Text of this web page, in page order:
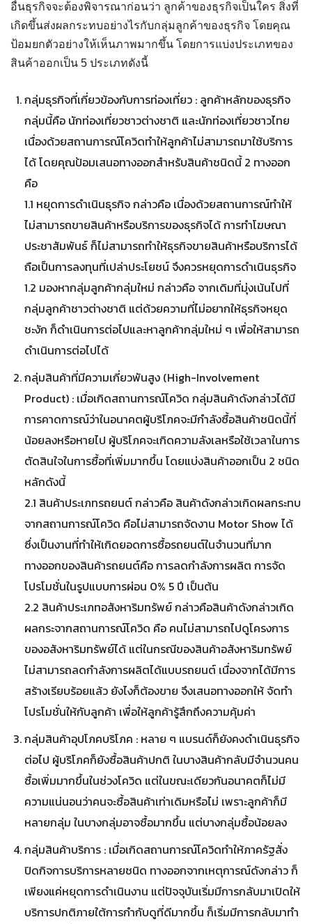
อื่นธุรกิจจะต้องพิจารณาก่อนว่า ลูกค้าของธุรกิจเป็นใคร สิ่งที่
เกิดขึ้นส่งผลกระทบอย่างไรกับกลุ่มลูกค้าของธุรกิจ โดยคุณ
ป้อมยกตัวอย่างให้เห็นภาพมากขึ้น โดยการแบ่งประเภทของ
สินค้าออกเป็น 5 ประเภทดังนี้
กลุ่มธุรกิจที่เกี่ยวข้องกับการท่องเที่ยว : ลูกค้าหลักของธุรกิจ
กลุ่มนี้คือ นักท่องเที่ยวชาวต่างชาติ และนักท่องเที่ยวชาวไทย
เนื่องด้วยสถานการณ์โควิดทำให้ลูกค้าไม่สามารถมาใช้บริการ
ได้ โดยคุณป้อมเสนอทางออกสำหรับสินค้าชนิดนี้ 2 ทางออก
คือ
1.1 หยุดการดำเนินธุรกิจ กล่าวคือ เนื่องด้วยสถานการณ์ทำให้
ไม่สามารถขายสินค้าหรือบริการของธุรกิจได้ การทำโฆษณา
ประชาสัมพันธ์ ก็ไม่สามารถทำให้ธุรกิจขายสินค้าหรือบริการได้
ถือเป็นการลงทุนที่เปล่าประโยชน์ จึงควรหยุดการดำเนินธุรกิจ
1.2 มองหากลุ่มลูกค้ากลุ่มใหม่ กล่าวคือ จากเดิมที่มุ่งเน้นไปที่
กลุ่มลูกค้าชาวต่างชาติ แต่ด้วยความที่ไม่อยากให้ธุรกิจหยุด
ชะงัก ก็ดำเนินการต่อไปและหาลูกค้ากลุ่มใหม่ ๆ เพื่อให้สามารถ
ดำเนินการต่อไปได้
กลุ่มสินค้าที่มีความเกี่ยวพันสูง (High-Involvement
Product) : เมื่อเกิดสถานการณ์โควิด กลุ่มสินค้าดังกล่าวได้มี
การคาดการณ์ว่าในอนาคตผู้บริโภคจะมีกำลังซื้อสินค้าชนิดนี้ที่
น้อยลงหรือหายไป ผู้บริโภคจะเกิดความลังเลหรือใช้เวลาในการ
ตัดสินใจในการซื้อที่เพิ่มมากขึ้น โดยแบ่งสินค้าออกเป็น 2 ชนิด
หลักดังนี้
2.1 สินค้าประเภทรถยนต์ กล่าวคือ สินค้าดังกล่าวเกิดผลกระทบ
จากสถานการณ์โควิด คือไม่สามารถจัดงาน Motor Show ได้
ซึ่งเป็นงานที่ทำให้เกิดยอดการซื้อรถยนต์ในจำนวนที่มาก
ทางออกของสินค้ารถยนต์คือ การลดกำลังการผลิต การจัด
โปรโมชั่นในรูปแบบการผ่อน 0% 5 ปี เป็นต้น
2.2 สินค้าประเภทอสังหาริมทรัพย์ กล่าวคือสินค้าดังกล่าวเกิด
ผลกระจากสถานการณ์โควิด คือ คนไม่สามารถไปดูโครงการ
ของอสังหาริมทรัพย์ได้ แต่ในกรณีของสินค้าอสังหาริมทรัพย์
ไม่สามารถลดกำลังการผลิตได้แบบรถยนต์ เนื่องจากได้มีการ
สร้างเรียบร้อยแล้ว ยังไงก็ต้องขาย จึงเสนอทางออกให้ จัดทำ
โปรโมชั่นให้กับลูกค้า เพื่อให้ลูกค้ารู้สึกถึงความคุ้มค่า
กลุ่มสินค้าอุปโภคบริโภค : หลาย ๆ แบรนด์ก็ยังคงดำเนินธุรกิจ
ต่อไป ผู้บริโภคก็ยังซื้อสินค้าปกติ ในบางสินค้ากลับมีจำนวนคน
ซื้อเพิ่มมากขึ้นในช่วงโควิด แต่ในขณะเดียวกันอนาคตก็ไม่มี
ความแน่นอนว่าคนจะซื้อสินค้าเท่าเดิมหรือไม่ เพราะลูกค้าก็มี
หลายกลุ่ม ในบางกลุ่มอาจซื้อมากขึ้น แต่บางกลุ่มซื้อน้อยลง
กลุ่มสินค้าบริการ : เมื่อเกิดสถานการณ์โควิดทำให้ภาครัฐสั่ง
ปิดกิจการบริการหลายชนิด ทางออกจากเหตุการณ์ดังกล่าว ก็
เพียงแค่หยุดการดำเนินงาน แต่ปัจจุบันเริ่มมีการกลับมาเปิดให้
บริการปกติภายใต้การกำกับดูที่ดีมากขึ้น ก็เริ่มมีการกลับมาทำ